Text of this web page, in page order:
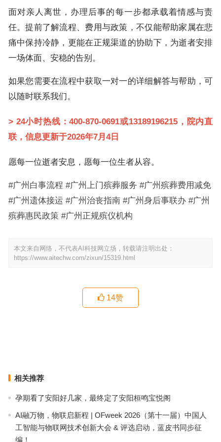
面对亲人离世，办理后事的每一步都承载着情感与责
任。提前了解流程、费用与政策，不仅能帮助家属在悲
痛中保持冷静，更能在正规渠道的协助下，为逝者安排
一场体面、安稳的告别。
如果您需要在流程中获取一对一的详细解答与帮助，可
以随时联系我们。
> 24小时热线：400-870-0691或13189196215，院内直
联，信息更新于2026年7月4日
愿每一位逝者安息，愿每一位生者从容。
#广州白事流程 #广州上门殡葬服务 #广州殡葬费用减免
#广州遗体接运 #广州治丧指南 #广州身后事联办 #广州
殡葬惠民政策 #广州正规殡仪机构
本文来自网络，不代表AI科技网立场，转载请注明出处：
https://www.aitechw.com/zixun/15319.html
14赞
相关推荐
孕期看了安阳好几家，最终定了安阳桓鸣宝悦阁
AI融万物，物联启新程 | OFweek 2026（第十一届）中国人
工智能与物联网技术创新大会 & 评选启动，蓝皮书同步征
编！